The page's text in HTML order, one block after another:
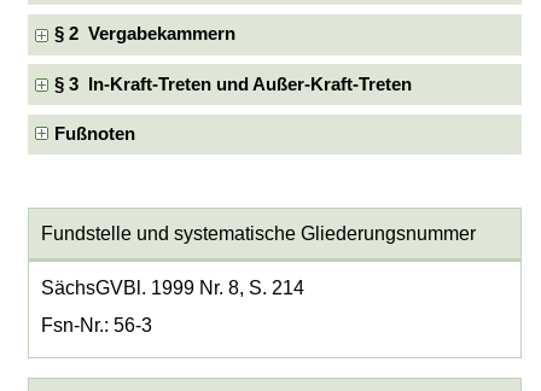
§ 2 Vergabekammern
§ 3 In-Kraft-Treten und Außer-Kraft-Treten
Fußnoten
Fundstelle und systematische Gliederungsnummer
SächsGVBl. 1999 Nr. 8, S. 214
Fsn-Nr.: 56-3